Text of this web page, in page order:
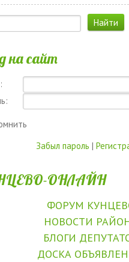
на сайт
Забыл пароль |
ОНЛАЙН
ФОРУМ
НОВОСТИ
БЛОГИ
ДОСКА